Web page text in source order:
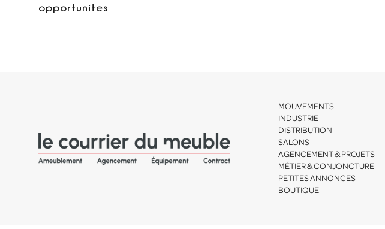
opportunites
MOUVEMENTS
INDUSTRIE
DISTRIBUTION
SALONS
AGENCEMENT & PROJETS
MÉTIER & CONJONCTURE
PETITES ANNONCES
BOUTIQUE